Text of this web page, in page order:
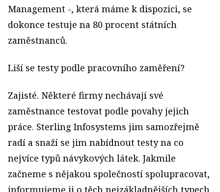
Management -, která máme k dispozici, se
dokonce testuje na 80 procent státních
zaměstnanců.
Liší se testy podle pracovního zaměření?
Zajisté. Některé firmy nechávají své
zaměstnance testovat podle povahy jejich
práce. Sterling Infosystems jim samozřejmě
radí a snaží se jim nabídnout testy na co
nejvíce typů návykových látek. Jakmile
začneme s nějakou společností spolupracovat,
informujeme ji o těch nejzákladnějších typech